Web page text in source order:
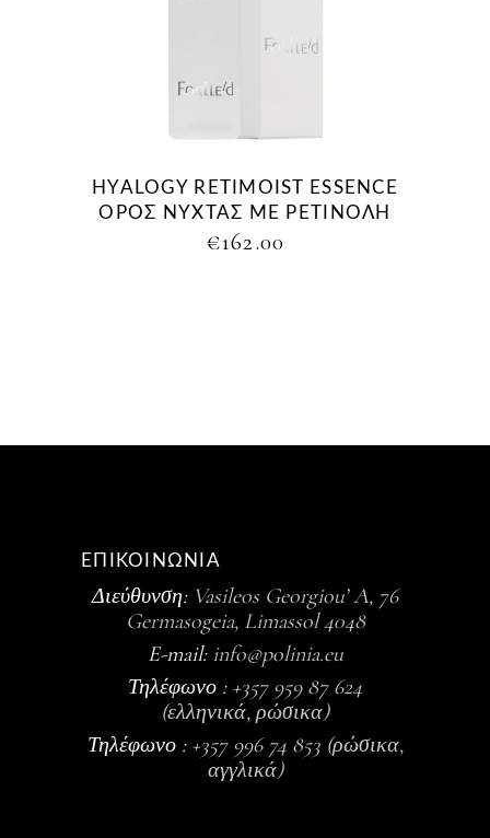
HYALOGY RETIMOIST ESSENCE
ΟΡΟΣ ΝΥΧΤΑΣ ΜΕ ΡΕΤΙΝΟΛΗ
€162.00
ΕΠΙΚΟΙΝΩΝΙΑ
Διεύθυνση: Vasileos Georgiou’ A, 76
Germasogeia, Limassol 4048
E-mail: info@polinia.eu
Τηλέφωνο : +357 959 87 624
(ελληνικά, ρώσικα)
Τηλέφωνο : +357 996 74 853 (ρώσικα,
αγγλικά)